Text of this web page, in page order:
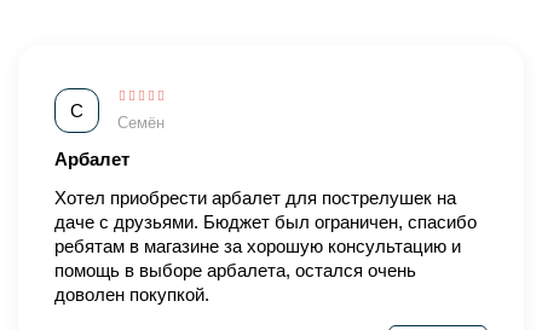
С
Семён
Арбалет
Хотел приобрести арбалет для пострелушек на
даче с друзьями. Бюджет был ограничен, спасибо
ребятам в магазине за хорошую консультацию и
помощь в выборе арбалета, остался очень
доволен покупкой.